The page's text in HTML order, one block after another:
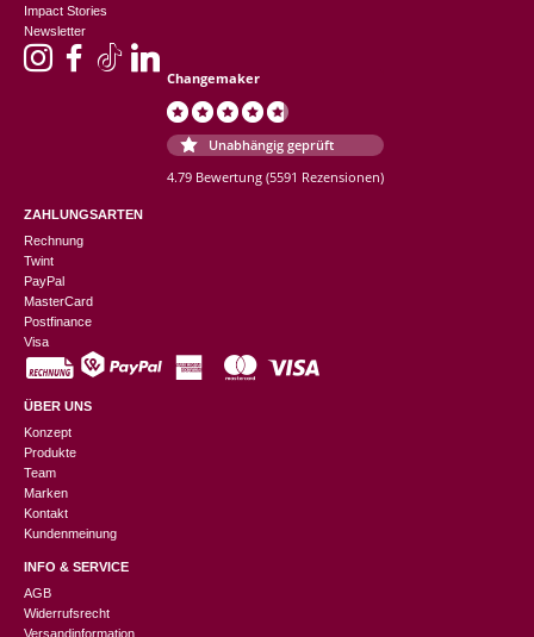
Impact Stories
Newsletter
Changemaker
Unabhängig geprüft
4.79 Bewertung (5591 Rezensionen)
ZAHLUNGSARTEN
Rechnung
Twint
PayPal
MasterCard
Postfinance
Visa
ÜBER UNS
Konzept
Produkte
Team
Marken
Kontakt
Kundenmeinung
INFO & SERVICE
AGB
Widerrufsrecht
Versandinformation